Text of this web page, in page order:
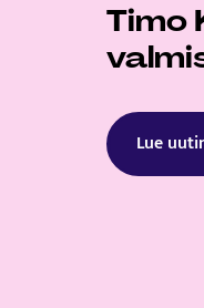
Timo
Lue